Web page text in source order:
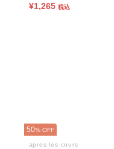
シャツ
¥1,265 税込
50% OFF
apres les cours